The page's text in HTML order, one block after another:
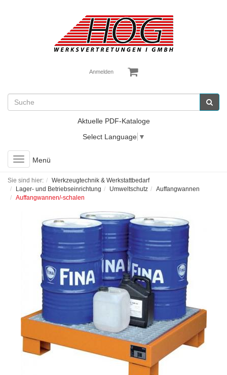
Anmelden
Aktuelle PDF-Kataloge
Select Language ▼
Toggle
navigation
Menü
Sie sind hier:
Werkzeugtechnik & Werkstattbedarf
Lager- und Betriebseinrichtung
Umweltschutz
Auffangwannen
Auffangwannen/-schalen